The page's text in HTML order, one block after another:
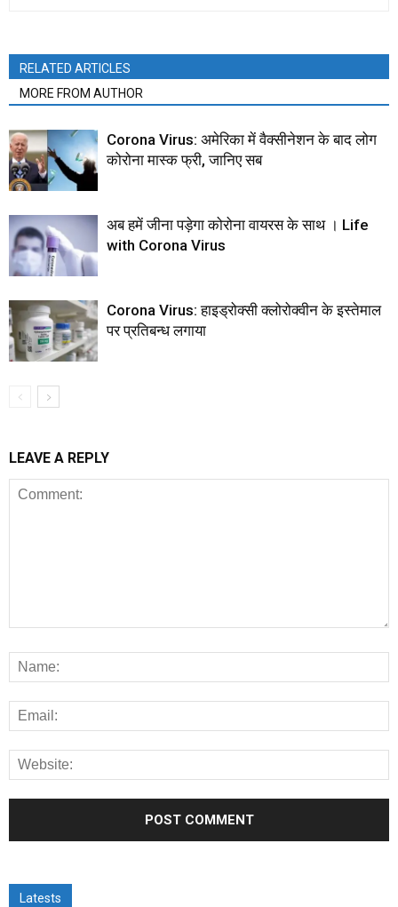
RELATED ARTICLES
MORE FROM AUTHOR
Corona Virus: अमेरिका में वैक्सीनेशन के बाद लोग
कोरोना मास्क फ्री, जानिए सब
अब हमें जीना पड़ेगा कोरोना वायरस के साथ । Life
with Corona Virus
Corona Virus: हाइड्रोक्सी क्लोरोक्वीन के इस्तेमाल
पर प्रतिबन्ध लगाया
LEAVE A REPLY
Latests